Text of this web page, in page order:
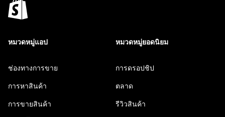
หมวดหมู่แอป
ช่องทางการขาย
การหาสินค้า
การขายสินค้า
หมวดหมู่ยอดนิยม
การดรอปชิป
ตลาด
รีวิวสินค้า